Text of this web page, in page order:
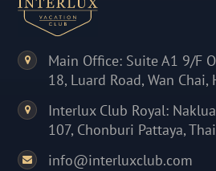
Main Office: Suite A1 9/F
18, Luard Road, Wan Chai,
Interlux Club Royal:
107, Chonburi Pattaya,
info@interluxclub.com